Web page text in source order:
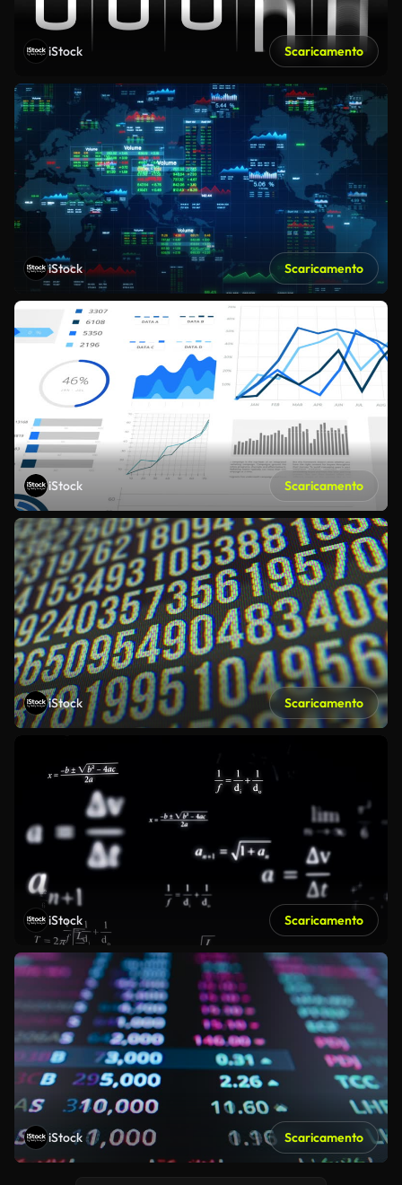
iStock Scaricamento
iStock Scaricamento
iStock Scaricamento
iStock Scaricamento
iStock Scaricamento
iStock Scaricamento